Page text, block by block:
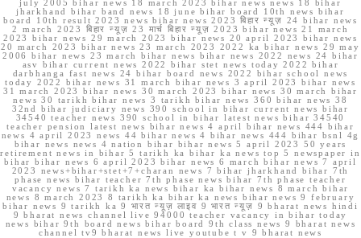
july 2005 bihar news 18 march 2023 bihar news news 18 bihar
jharkhand bihar band news 18 june bihar board 10th news bihar
board 10th result 2023 news bihar news 2023 बिहार न्यूज़ 24 bihar news
2 march 2023 बिहार न्यूज़ 23 मार्च बिहार न्यूज़ 2023 bihar news 21 march
2023 bihar news 29 march 2023 bihar news 20 april 2023 bihar news
20 march 2023 bihar news 23 march 2023 2022 ka bihar news 29 may
2006 bihar news 23 march bihar news bihar news 2022 news 24 bihar
asv bihar current news 2022 bihar stet news today 2022 bihar
darbhanga fast news 24 bihar board news 2022 bihar school news
today 2022 bihar news 31 march bihar news 3 april 2023 bihar news
31 march 2023 bihar news 30 march 2023 bihar news 30 march bihar
news 30 tarikh bihar news 3 tarikh bihar news 360 bihar news 38
32nd bihar judiciary news 390 school in bihar current news bihar
34540 teacher news 390 school in bihar latest news bihar 34540
teacher pension latest news bihar news 4 april bihar news 444 bihar
news 4 april 2023 news 44 bihar news 4 bihar news 444 bihar bsnl 4g
bihar news news 4 nation bihar bihar news 5 april 2023 50 years
retirement news in bihar 5 tarikh ka bihar ka news top 5 newspaper in
bihar bihar news 6 april 2023 bihar news 6 march bihar news 7 april
2023 news+bihar+stet+7+charan news 7 bihar jharkhand bihar 7th
phase news bihar teacher 7th phase news bihar 7th phase teacher
vacancy news 7 tarikh ka news bihar ka bihar news 8 march bihar
news 8 march 2023 8 tarikh ka bihar ka news bihar news 9 february
bihar news 9 tarikh ka 9 भारत न्यूज़ लाइव 9 भारत न्यूज़ 9 bharat news hindi
9 bharat news channel live 94000 teacher vacancy in bihar today
news bihar 9th board news bihar board 9th class news 9 bharat news
channel tv9 bharat news live youtube t v 9 bharat news